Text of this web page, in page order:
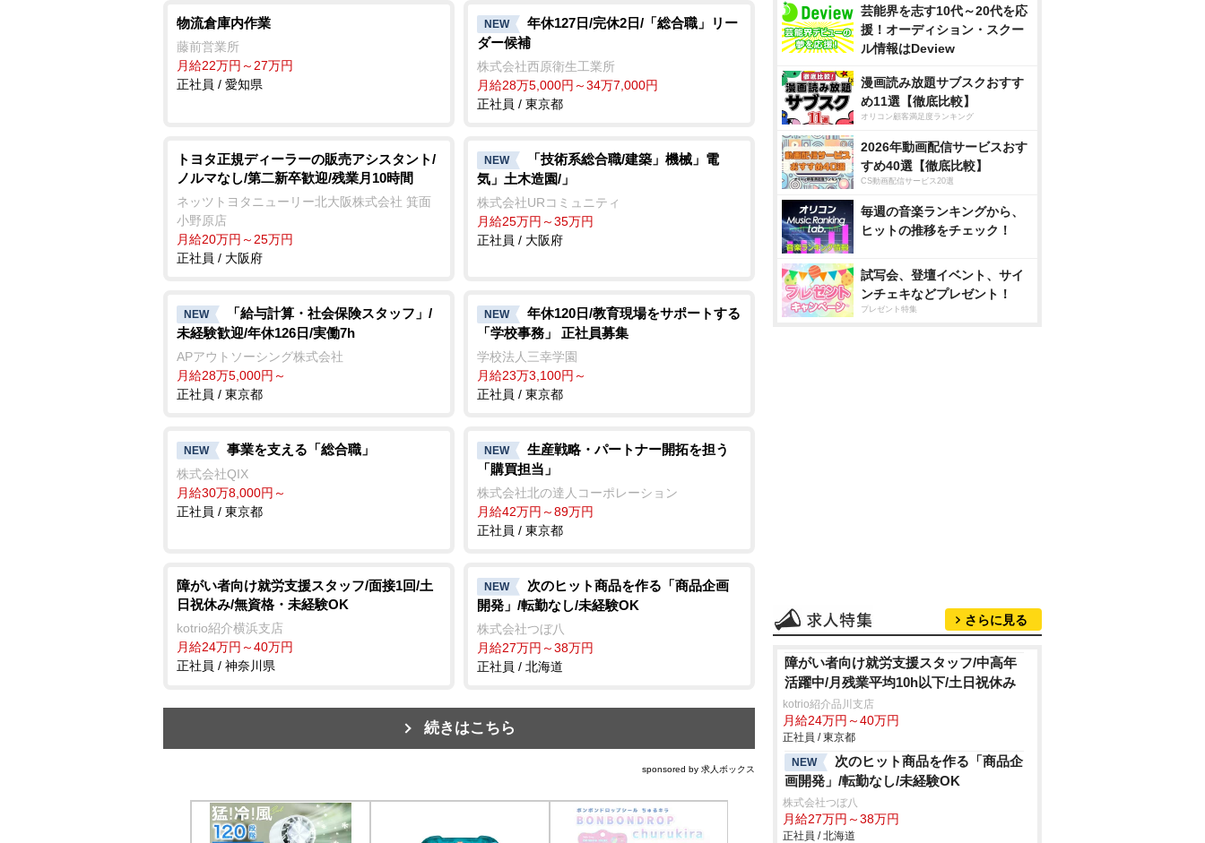
物流倉庫内作業
藤前営業所
月給22万円～27万円
正社員 / 愛知県
NEW
年休127日/完休2日/「総合職」リー
ダー候補
株式会社西原衛生工業所
月給28万5,000円～34万7,000円
正社員 / 東京都
トヨタ正規ディーラーの販売アシスタント/
ノルマなし/第二新卒歓迎/残業月10時間
ネッツトヨタニューリー北大阪株式会社 箕面
小野原店
月給20万円～25万円
正社員 / 大阪府
NEW
「技術系総合職/建築」機械」電
気」土木造園/」
株式会社URコミュニティ
月給25万円～35万円
正社員 / 大阪府
NEW
「給与計算・社会保険スタッフ」/
未経験歓迎/年休126日/実働7h
APアウトソーシング株式会社
月給28万5,000円～
正社員 / 東京都
NEW
年休120日/教育現場をサポートする
「学校事務」 正社員募集
学校法人三幸学園
月給23万3,100円～
正社員 / 東京都
NEW 事業を支える「総合職」
株式会社QIX
月給30万8,000円～
正社員 / 東京都
NEW
生産戦略・パートナー開拓を担う
「購買担当」
株式会社北の達人コーポレーション
月給42万円～89万円
正社員 / 東京都
障がい者向け就労支援スタッフ/面接1回/土
日祝休み/無資格・未経験OK
kotrio紹介横浜支店
月給24万円～40万円
正社員 / 神奈川県
NEW
次のヒット商品を作る「商品企画
開発」/転勤なし/未経験OK
株式会社つぼ八
月給27万円～38万円
正社員 / 北海道
続きはこちら
sponsored by 求人ボックス
芸能界を志す10代～20代を応
援！オーディション・スクー
ル情報はDeview
漫画読み放題サブスクおすす
め11選【徹底比較】
オリコン顧客満足度ランキング
2026年動画配信サービスおす
すめ40選【徹底比較】
CS動画配信サービス20選
毎週の音楽ランキングから、
ヒットの推移をチェック！
試写会、登壇イベント、サイ
ンチェキなどプレゼント！
プレゼント特集
さらに見る
障がい者向け就労支援スタッフ/中高年
活躍中/月残業平均10h以下/土日祝休み
kotrio紹介品川支店
月給24万円～40万円
正社員 / 東京都
NEW
次のヒット商品を作る「商品企
画開発」/転勤なし/未経験OK
株式会社つぼ八
月給27万円～38万円
正社員 / 北海道